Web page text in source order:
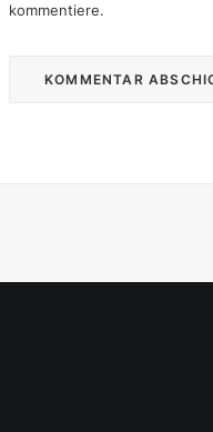
kommentiere.